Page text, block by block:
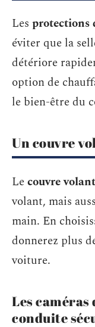
Les protections
éviter que la
détériore
option de
le bien-être du
Un couvre
Lecouvre
volant, mais
main. En
donnerez plus
voiture.
Les
conduite